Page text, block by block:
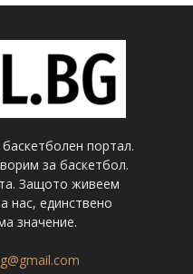
портал.
за баскетбол.
Защото живеем
нас, единствено
значение.